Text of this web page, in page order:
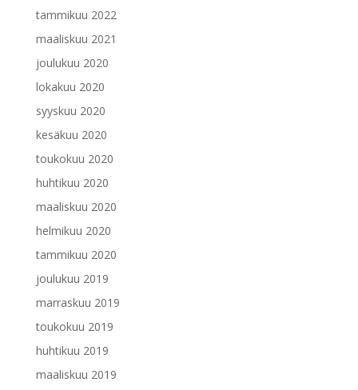
tammikuu 2022
maaliskuu 2021
joulukuu 2020
lokakuu 2020
syyskuu 2020
kesäkuu 2020
toukokuu 2020
huhtikuu 2020
maaliskuu 2020
helmikuu 2020
tammikuu 2020
joulukuu 2019
marraskuu 2019
toukokuu 2019
huhtikuu 2019
maaliskuu 2019